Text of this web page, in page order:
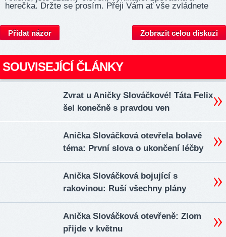
herečka. Držte se prosím. Přeji Vám ať vše zvládnete
Přidat názor Zobrazit celou diskuzi
SOUVISEJÍCÍ ČLÁNKY
Zvrat u Aničky Slováčkové! Táta Felix
šel konečně s pravdou ven
Anička Slováčková otevřela bolavé
téma: První slova o ukončení léčby
Anička Slováčková bojující s
rakovinou: Ruší všechny plány
Anička Slováčková otevřeně: Zlom
přijde v květnu